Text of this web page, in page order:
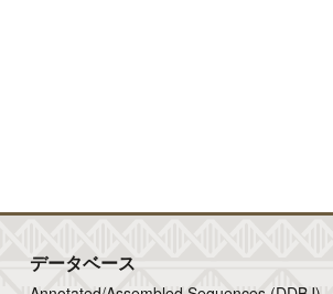
データベース